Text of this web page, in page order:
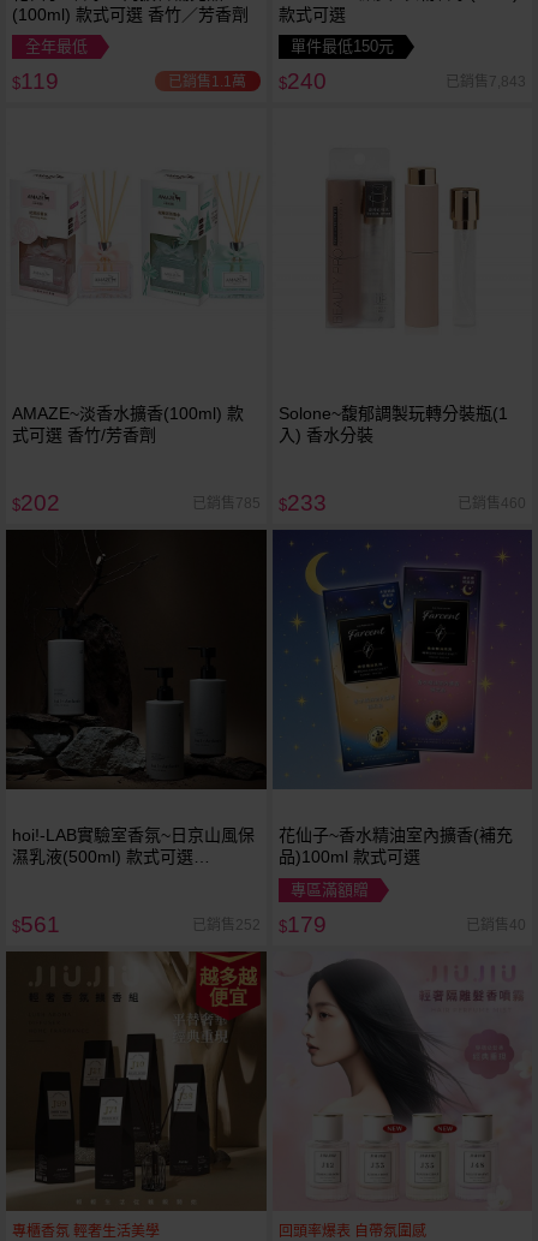
(100ml) 款式可選 香竹／芳香劑
全年最低
$119 已銷售1.1萬
款式可選
單件最低150元
$240 已銷售7,843
AMAZE~淡香水擴香(100ml) 款
式可選 香竹/芳香劑
$202 已銷售785
Solone~馥郁調製玩轉分裝瓶(1
入) 香水分裝
$233 已銷售460
hoi!-LAB實驗室香氛~日京山風保
濕乳液(500ml) 款式可選
$561 已銷售252
花仙子~香水精油室內擴香(補充
品)100ml 款式可選
專區滿額贈
$179 已銷售40
越多越
便宜
專櫃香氛 輕奢生活美學 回頭率爆表 自帶氛圍感